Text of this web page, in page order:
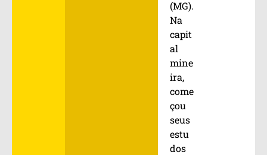
(MG).
Na
capit
al
mine
ira,
come
çou
seus
estu
dos